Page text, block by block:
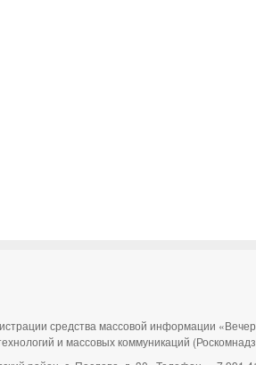
средства массовой информации
и массовых коммуникаций